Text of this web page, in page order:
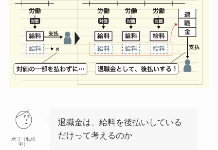
ボブ（勉強
中）
退職金は、給料を後払いしている
だけって考えるのか